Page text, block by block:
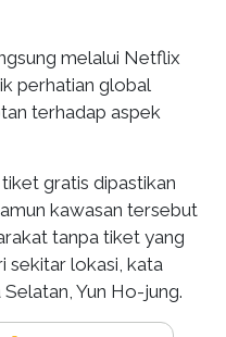
melalui Netflix
perhatian global
terhadap aspek
gratis dipastikan
kawasan tersebut
tanpa tiket yang
sekitar lokasi, kata
Yun Ho-jung.